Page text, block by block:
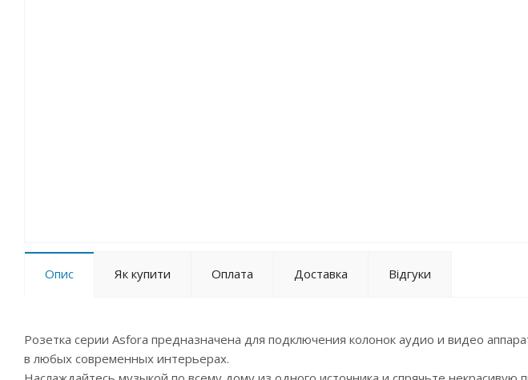
Опис Як купити Оплата Доставка Відгуки
Розетка серии Asfora предназначена для подключения колонок аудио и видео
в любых современных интерьерах.